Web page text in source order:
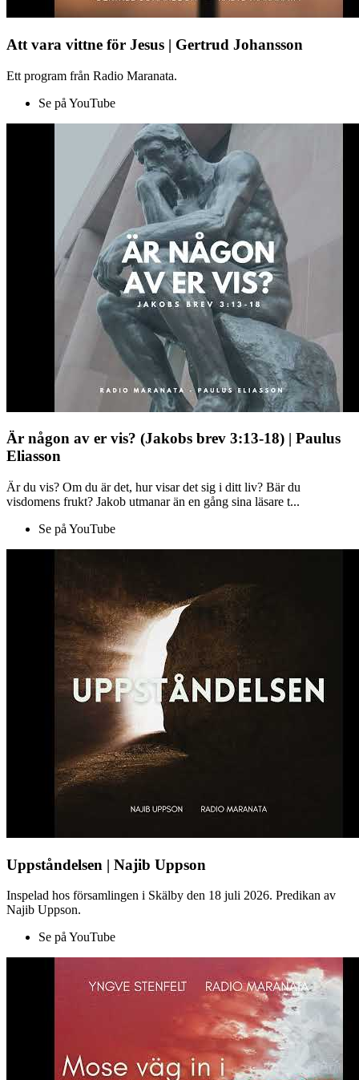
Att vara vittne för Jesus | Gertrud Johansson
Ett program från Radio Maranata.
Se på YouTube
Är någon av er vis? (Jakobs brev 3:13-18) | Paulus
Eliasson
Är du vis? Om du är det, hur visar det sig i ditt liv? Bär du
visdomens frukt? Jakob utmanar än en gång sina läsare t...
Se på YouTube
Uppståndelsen | Najib Uppson
Inspelad hos församlingen i Skälby den 18 juli 2026. Predikan av
Najib Uppson.
Se på YouTube